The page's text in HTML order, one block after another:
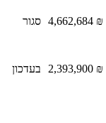
₪ 4,662,684 סגור
₪ 2,393,900 בעדכון